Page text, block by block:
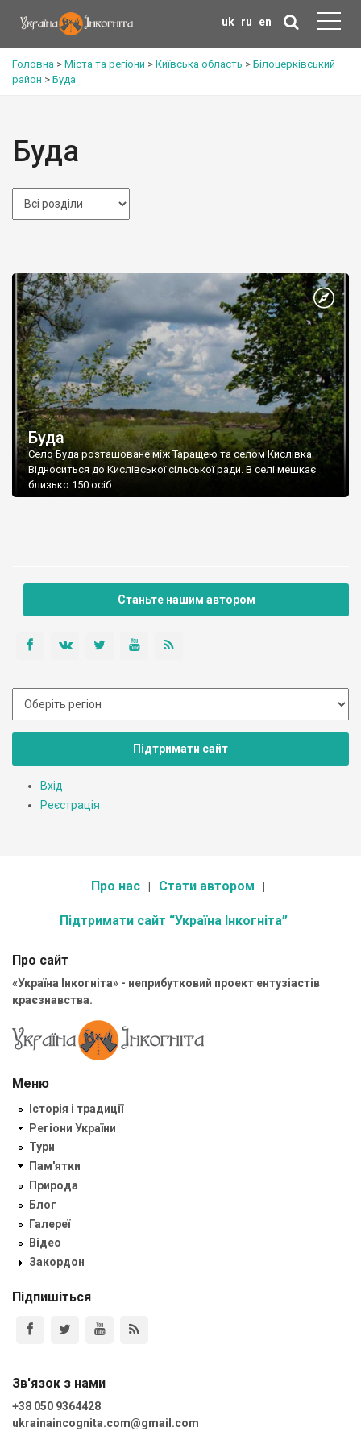
uk ru en
Головна > Міста та регіони > Київська область > Білоцерківський
район > Буда
Буда
Буда
Село Буда розташоване між Таращею та селом Кислівка.
Відноситься до Кислівської сільської ради. В селі мешкає
близько 150 осіб.
Станьте нашим автором
Підтримати сайт
Вхід
Реєстрація
Про нас Стати автором
Підтримати сайт “Україна Інкогніта”
Про сайт
«Україна Інкогніта» - неприбутковий проект ентузіастів
краєзнавства.
Меню
Історія і традиції
Регіони України
Тури
Пам'ятки
Природа
Блог
Галереї
Відео
Закордон
Підпишіться
Зв'язок з нами
+38 050 9364428
ukrainaincognita.com@gmail.com